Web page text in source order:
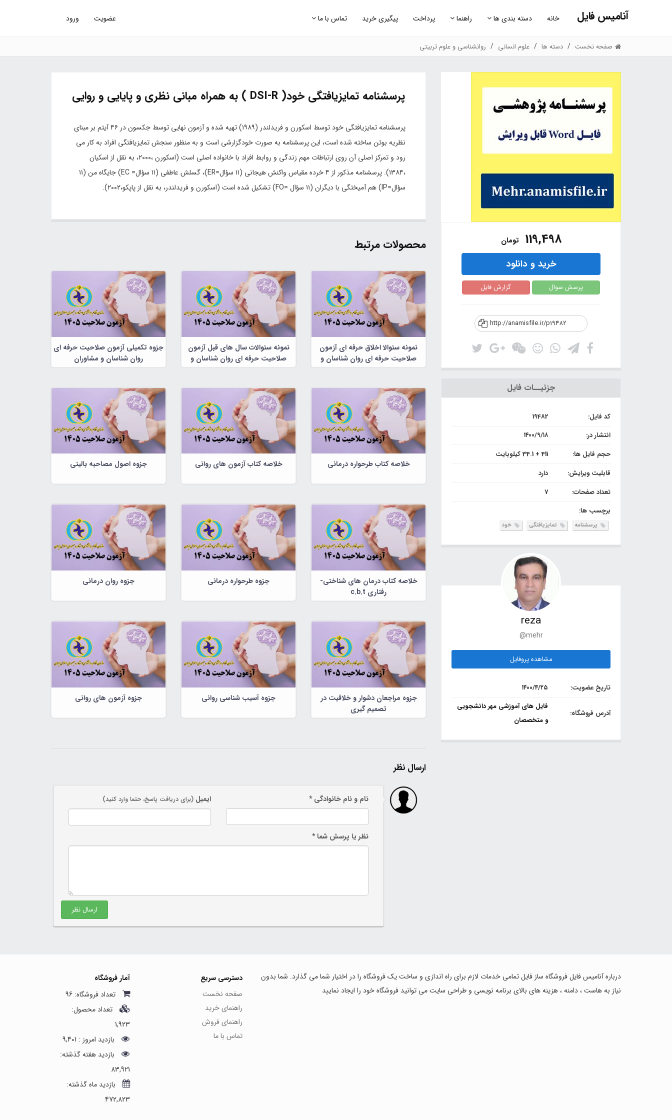
آنامیس فایل خانه دسته بندی ها راهنما پرداخت پیگیری خرید تماس با ما عضویت ورود
صفحه نخست دسته ها علوم انسانی روانشناسی و علوم تربیتی
119,498 تومان
خرید و دانلود
پرسش سوال گزارش فایل
http://anamisfile.ir/p19482
جزئیــات فایل
کد فایل:
19482
انتشار در:
۱۴۰۰/۹/۱۸
حجم فایل ها:
411 + 34.1 کیلوبایت
قابلیت ویرایش:
دارد
تعداد صفحات:
7
برچسب ها:
پرسشنامه تمایزیافتگی خود
reza
@mehr
مشاهده پروفایل
تاریخ عضویت: ۱۴۰۰/۴/۲۵
آدرس فروشگاه:
فایل های آموزشی مهر دانشجویی
و متخصصان
پرسشنامه تمایزیافتگی خود( DSI-R ) به همراه مبانی نظری و پایایی و روایی
پرسشنامه تمایزیافتگی خود توسط اسکورن و فریدلندر (۱۹۸۹) تهیه شده و آزمون نهایی توسط جکسون در ۴۶ آیتم بر مبنای
نظریه بوئن ساخته شده است، این پرسشنامه به صورت خودگزارشی است و به منظور سنجش تمایزیافتگی افراد به کار می
رود و تمرکز اصلی آن روی ارتباطات مهم زندگی و روابط افراد با خانواده اصلی است (اسکورن ،۲۰۰۰، به نقل از اسکیان
،۱۳۸۴). پرسشنامه مذکور از ۴ خرده مقیاس واکنش هیجانی (۱۱ سؤال=ER)، گسلش عاطفی (۱۱ سؤال= EC) جایگاه من (۱۱
سؤال=IP) هم آمیختگی با دیگران (۱۱ سؤال =FO) تشکیل شده است (اسکورن و فریدلندر، به نقل از پاپکو،۲۰۰۲).
محصولات مرتبط
نمونه سئوالا اخلاق حرفه ای آزمون
صلاحیت حرفه ای روان شناسان و
مشاوران
نمونه سئوالات سال های قبل آزمون
صلاحیت حرفه ای روان شناسان و
مشاوران
جزوه تکمیلی آزمون صلاحیت حرفه ای
روان شناسان و مشاوران
خلاصه کتاب طرحواره درمانی خلاصه کتاب آزمون های روانی جزوه اصول مصاحبه بالینی
خلاصه کتاب درمان های شناختی-
رفتاری c.b.t
جزوه طرحواره درمانی جزوه روان درمانی
جزوه مراجعان دشوار و خلاقیت در
تصمیم گیری
جزوه آسیب شناسی روانی جزوه آزمون های روانی
ارسال نظر
نام و نام خانوادگی * ایمیل (برای دریافت پاسخ، حتما وارد کنید)
نظر یا پرسش شما *
ارسال نظر
درباره آنامیس فایل فروشگاه ساز فایل تمامی خدمات لازم برای راه اندازی و ساخت یک فروشگاه را در اختیار شما می گذارد. شما بدون
نیاز به هاست ، دامنه ، هزینه های بالای برنامه نویسی و طراحی سایت می توانید فروشگاه خود را ایجاد نمایید
دسترسی سریع
صفحه نخست
راهنمای خرید
راهنمای فروش
تماس با ما
آمار فروشگاه
تعداد فروشگاه: 96
تعداد محصول:
1,923
بازدید امروز : 9,401
بازدید هفته گذشته:
83,921
بازدید ماه گذشته:
472,823